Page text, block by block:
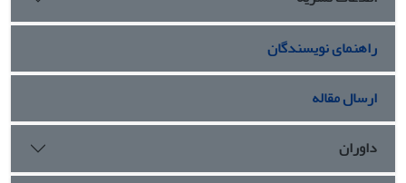
راهنمای نویسندگان
ارسال مقاله
داوران